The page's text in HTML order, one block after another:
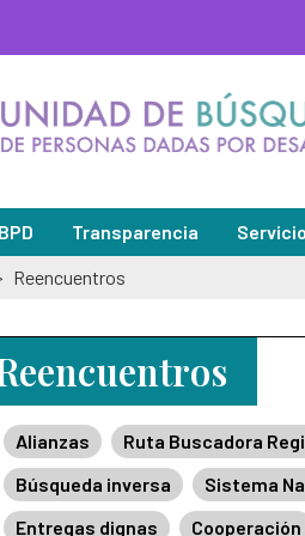
y directorio
la búsqueda
Unidad de Búsqueda
de la entidad
Transparencia
Reencuentros
Alianzas Ruta Buscadora
Búsqueda inversa
Sistema
Entregas dignas
Cooperación